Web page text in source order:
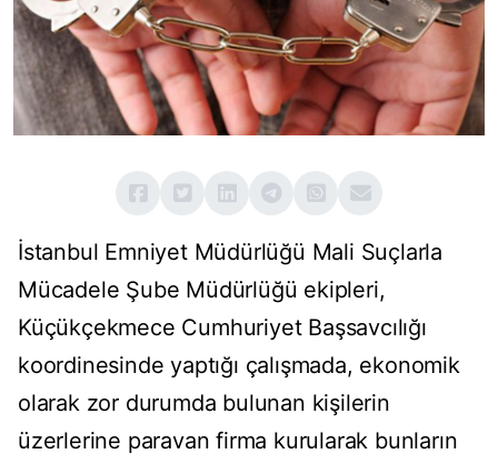
İstanbul Emniyet Müdürlüğü Mali Suçlarla
Mücadele Şube Müdürlüğü ekipleri,
Küçükçekmece Cumhuriyet Başsavcılığı
koordinesinde yaptığı çalışmada, ekonomik
olarak zor durumda bulunan kişilerin
üzerlerine paravan firma kurularak bunların